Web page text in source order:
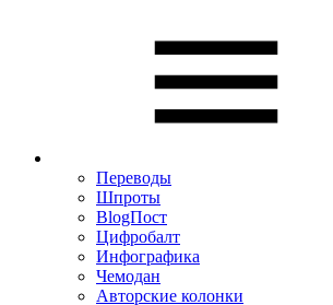
Переводы
Шпроты
BlogПост
Цифробалт
Инфографика
Чемодан
Авторские колонки